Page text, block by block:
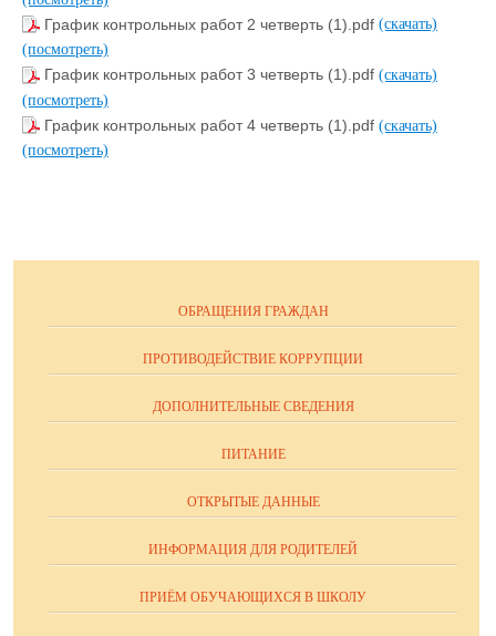
График контрольных работ 2 четверть (1).pdf (скачать)
(посмотреть)
График контрольных работ 3 четверть (1).pdf (скачать)
(посмотреть)
График контрольных работ 4 четверть (1).pdf (скачать)
(посмотреть)
ОБРАЩЕНИЯ ГРАЖДАН
ПРОТИВОДЕЙСТВИЕ КОРРУПЦИИ
ДОПОЛНИТЕЛЬНЫЕ СВЕДЕНИЯ
ПИТАНИЕ
ОТКРЫТЫЕ ДАННЫЕ
ИНФОРМАЦИЯ ДЛЯ РОДИТЕЛЕЙ
ПРИЁМ ОБУЧАЮЩИХСЯ В ШКОЛУ